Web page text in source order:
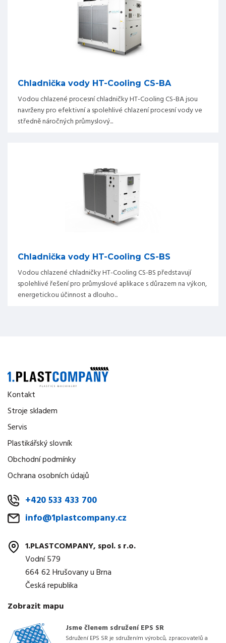
Chladnička vody HT-Cooling CS-BA
Vodou chlazené procesní chladničky HT-Cooling CS-BA jsou
navrženy pro efektivní a spolehlivé chlazení procesní vody ve
středně náročných průmyslový...
Chladnička vody HT-Cooling CS-BS
Vodou chlazené chladničky HT-Cooling CS-BS představují
spolehlivé řešení pro průmyslové aplikace s důrazem na výkon,
energetickou účinnost a dlouho...
Kontakt
Stroje skladem
Servis
Plastikářský slovník
Obchodní podmínky
Ochrana osobních údajů
+420 533 433 700
info@1plastcompany.cz
1.PLASTCOMPANY, spol. s r.o.
Vodní 579
664 62 Hrušovany u Brna
Česká republika
Zobrazit mapu
Jsme členem sdružení EPS SR
Sdružení EPS SR je sdružením výrobců, zpracovatelů a